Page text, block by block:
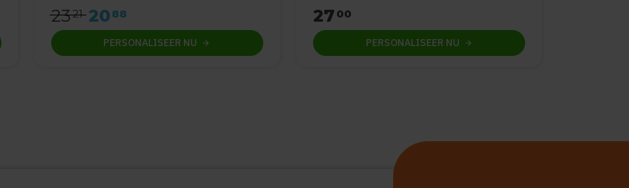
2321 2088
PERSONALISEER NU
27 00
PERSONALISEER NU